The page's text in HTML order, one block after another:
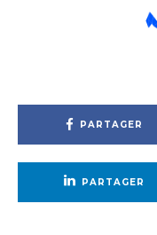
PARTAGER
PARTAGER